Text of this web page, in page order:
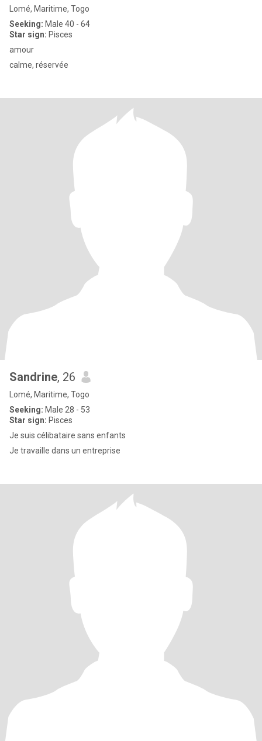
Lomé, Maritime, Togo
Seeking: Male 40 - 64
Star sign: Pisces
amour
calme, réservée
Sandrine, 26
Lomé, Maritime, Togo
Seeking: Male 28 - 53
Star sign: Pisces
Je suis célibataire sans enfants
Je travaille dans un entreprise